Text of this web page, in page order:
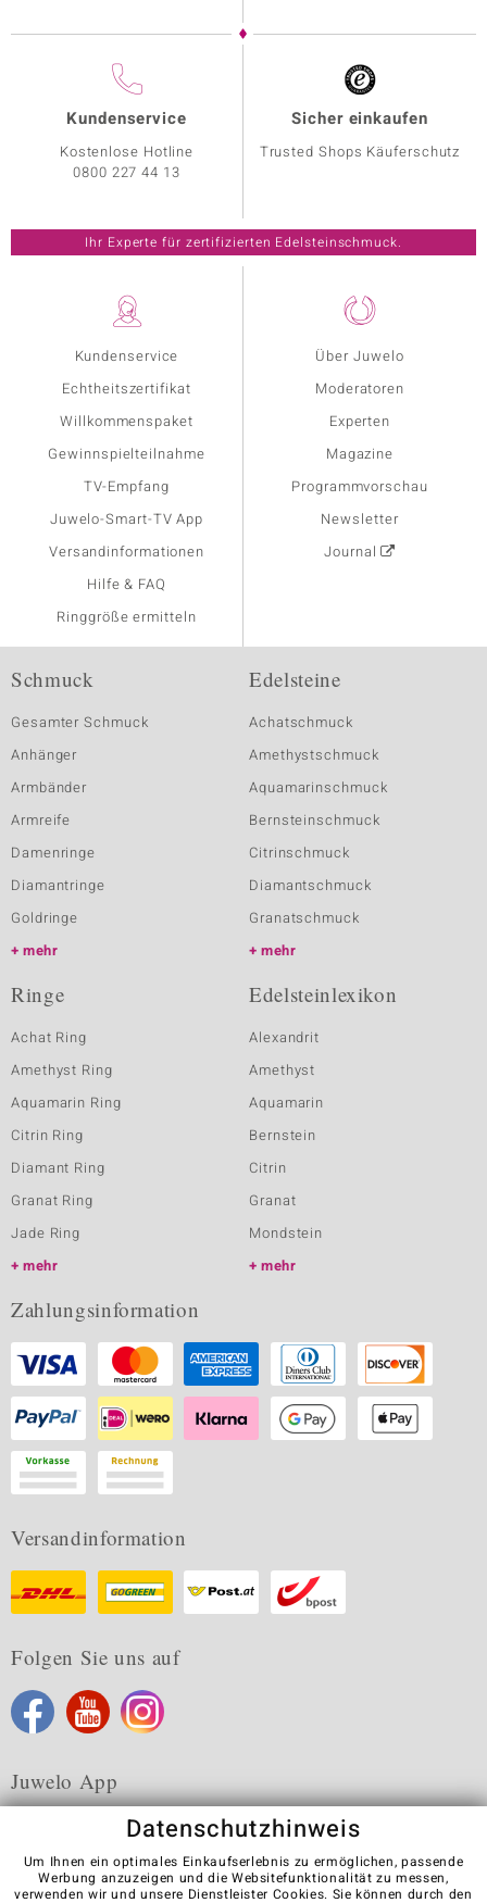
Kundenservice
Echtheitszertifikat
Willkommenspaket
Gewinnspielteilnahme
TV-Empfang
Juwelo-Smart-TV App
Versandinformationen
Hilfe & FAQ
Ringgröße ermitteln
Über Juwelo
Moderatoren
Experten
Magazine
Programmvorschau
Newsletter
Journal
Kundenservice
Kostenlose Hotline
0800 227 44 13
Sicher einkaufen
Trusted Shops Käuferschutz
Ihr Experte für zertifizierten Edelsteinschmuck.
Schmuck
Gesamter Schmuck
Anhänger
Armbänder
Armreife
Damenringe
Diamantringe
Goldringe
mehr
Edelsteine
Achatschmuck
Amethystschmuck
Aquamarinschmuck
Bernsteinschmuck
Citrinschmuck
Diamantschmuck
Granatschmuck
mehr
Ringe
Achat Ring
Amethyst Ring
Aquamarin Ring
Citrin Ring
Diamant Ring
Granat Ring
Jade Ring
mehr
Edelsteinlexikon
Alexandrit
Amethyst
Aquamarin
Bernstein
Citrin
Granat
Mondstein
mehr
Zahlungsinformation
Versandinformation
Folgen Sie uns auf
Juwelo App
Datenschutzhinweis
Um Ihnen ein optimales Einkaufserlebnis zu ermöglichen, passende
Werbung anzuzeigen und die Websitefunktionalität zu messen,
verwenden wir und unsere Dienstleister Cookies. Sie können durch den